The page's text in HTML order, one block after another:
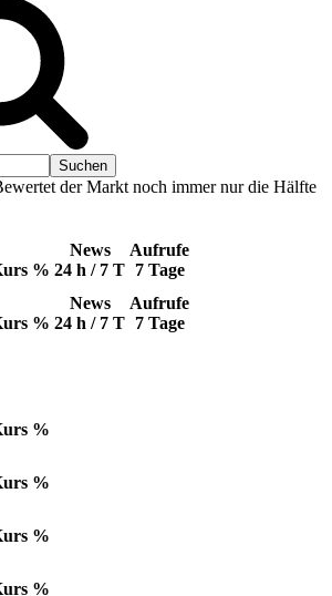
der Markt noch immer nur die Hälfte
%
News
24 h / 7 T
Aufrufe
7 Tage
%
News
24 h / 7 T
Aufrufe
7 Tage
%
%
%
%